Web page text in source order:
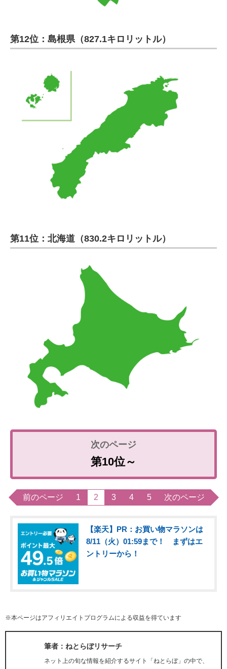
第12位：島根県（827.1キロリットル）
第11位：北海道（830.2キロリットル）
第10位～
前のページ 1 2 3 4 5 次のページ
【楽天】PR：お買い物マラソンは
8/11（火）01:59まで！ まずはエ
ントリーから！
※本ページはアフィリエイトプログラムによる収益を得ています
筆者：ねとらぼリサーチ
ネット上の旬な情報を紹介するサイト「ねとらぼ」の中で、